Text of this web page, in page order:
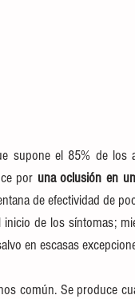
supone el 85% de los
por una oclusión en
de efectividad de
de los síntomas;
en escasas
común. Se produce